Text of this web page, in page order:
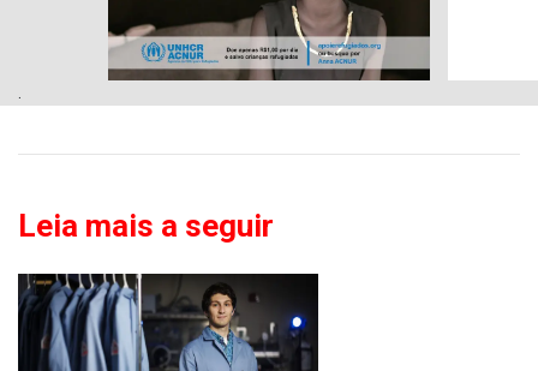
.
Leia mais a seguir